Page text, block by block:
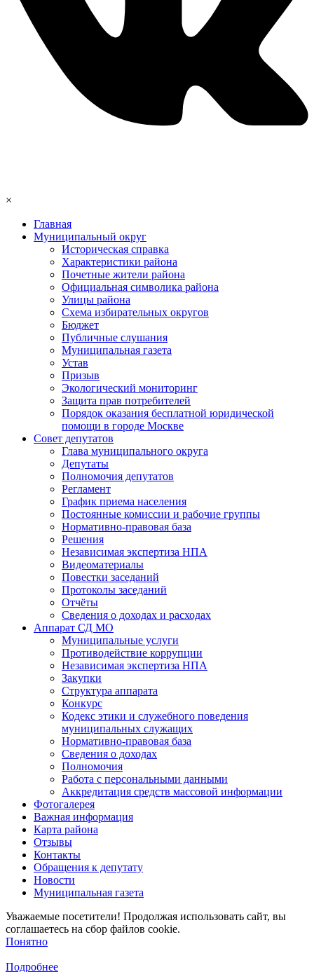
×
Главная
Муниципальный округ
Историческая справка
Характеристики района
Почетные жители района
Официальная символика района
Улицы района
Схема избирательных округов
Бюджет
Публичные слушания
Муниципальная газета
Устав
Призыв
Экологический мониторинг
Защита прав потребителей
Порядок оказания бесплатной юридической
помощи в городе Москве
Совет депутатов
Глава муниципального округа
Депутаты
Полномочия депутатов
Регламент
График приема населения
Постоянные комиссии и рабочие группы
Нормативно-правовая база
Решения
Независимая экспертиза НПА
Видеоматериалы
Повестки заседаний
Протоколы заседаний
Отчёты
Сведения о доходах и расходах
Аппарат СД МО
Муниципальные услуги
Противодействие коррупции
Независимая экспертиза НПА
Закупки
Структура аппарата
Конкурс
Кодекс этики и служебного поведения
муниципальных служащих
Нормативно-правовая база
Сведения о доходах
Полномочия
Работа с персональными данными
Аккредитация средств массовой информации
Фотогалерея
Важная информация
Карта района
Отзывы
Контакты
Обращения к депутату
Новости
Муниципальная газета
Уважаемые посетители! Продолжая использовать сайт, вы
соглашаетесь на сбор файлов cookie.
Понятно
Подробнее